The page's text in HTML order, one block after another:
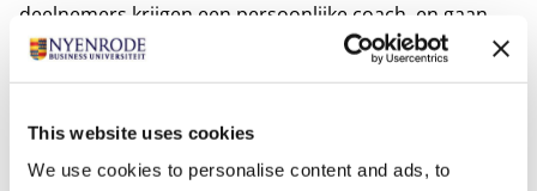
This website uses cookies
We use cookies to personalise content and ads, to
deelnemers krijgen een persoonlijke coach, en gaan
samen met een mede-deelnemer aan de slag met een
zelf ingebrachte praktijkcasus.
Het is de bedoeling dat na het programma de
deelnemers contact met elkaar blijven houden en